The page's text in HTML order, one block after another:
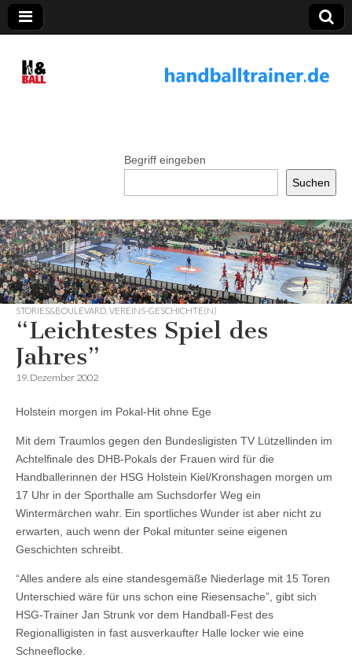
Begriff eingeben
Suchen
STORIES&BOULEVARD VEREINS-GESCHICHTE(N)
“Leichtestes Spiel des
Jahres”
19. Dezember 2002
Holstein morgen im Pokal-Hit ohne Ege
Mit dem Traumlos gegen den Bundesligisten TV Lützellinden im
Achtelfinale des DHB-Pokals der Frauen wird für die
Handballerinnen der HSG Holstein Kiel/Kronshagen morgen um
17 Uhr in der Sporthalle am Suchsdorfer Weg ein
Wintermärchen wahr. Ein sportliches Wunder ist aber nicht zu
erwarten, auch wenn der Pokal mitunter seine eigenen
Geschichten schreibt.
“Alles andere als eine standesgemäße Niederlage mit 15 Toren
Unterschied wäre für uns schon eine Riesensache”, gibt sich
HSG-Trainer Jan Strunk vor dem Handball-Fest des
Regionalligisten in fast ausverkaufter Halle locker wie eine
Schneeflocke.